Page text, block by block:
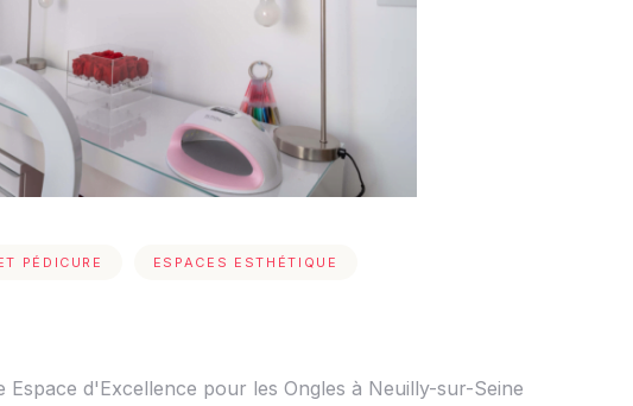
PÉDICURE ESPACES ESTHÉTIQUE
d'Excellence pour les Ongles à Neuilly-sur-Seine